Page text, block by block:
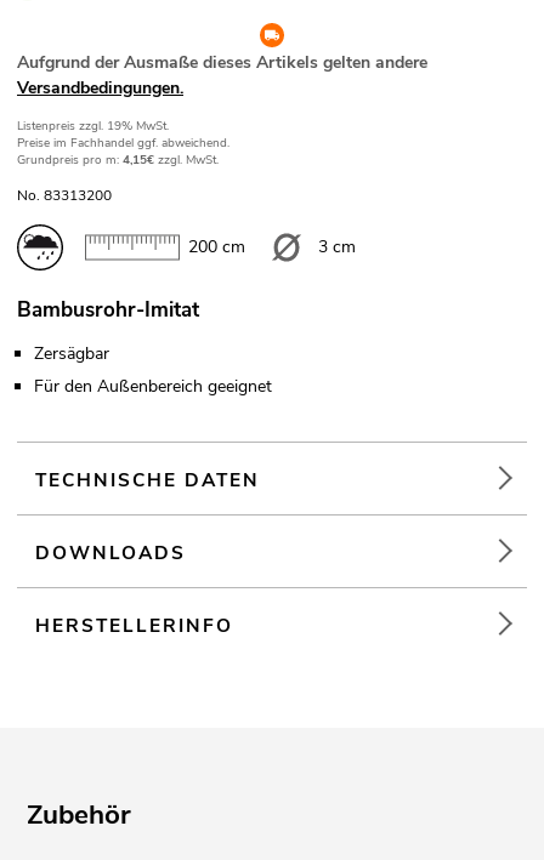
Aufgrund der Ausmaße dieses Artikels gelten andere
Versandbedingungen.
Listenpreis zzgl. 19% MwSt.
Preise im Fachhandel ggf. abweichend.
Grundpreis pro m: 4,15€ zzgl. MwSt.
No. 83313200
200 cm 3 cm
Bambusrohr-Imitat
Zersägbar
Für den Außenbereich geeignet
TECHNISCHE DATEN
DOWNLOADS
HERSTELLERINFO
Zubehör